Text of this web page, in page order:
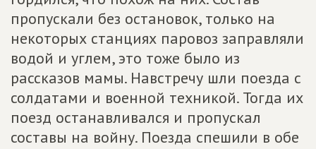
пропускали без остановок, только на
некоторых станциях паровоз заправляли
водой и углем, это тоже было из
рассказов мамы. Навстречу шли поезда с
солдатами и военной техникой. Тогда их
поезд останавливался и пропускал
составы на войну. Поезда спешили в обе